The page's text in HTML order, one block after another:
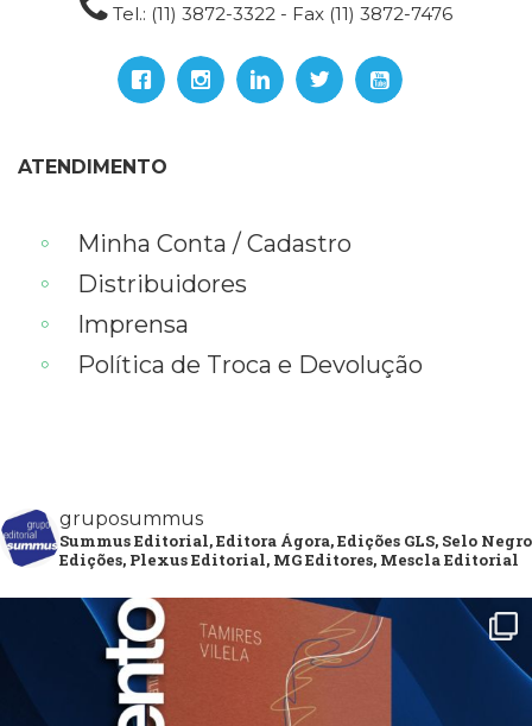
Tel.: (11) 3872-3322 - Fax (11) 3872-7476
ATENDIMENTO
Minha Conta / Cadastro
Distribuidores
Imprensa
Política de Troca e Devolução
gruposummus
Summus Editorial, Editora Ágora, Edições GLS, Selo Negro
Edições, Plexus Editorial, MG Editores, Mescla Editorial